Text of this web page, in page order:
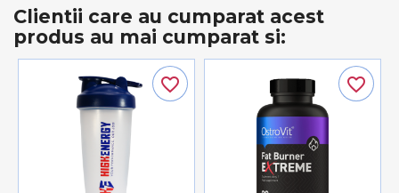
Clientii care au cumparat acest
produs au mai cumparat si:
favorite_border favorite_border